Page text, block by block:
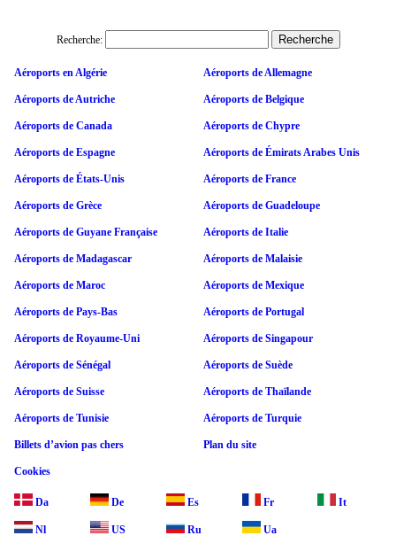
Recherche:
Aéroports en Algérie Aéroports de Allemagne
Aéroports de Autriche Aéroports de Belgique
Aéroports de Canada Aéroports de Chypre
Aéroports de Espagne Aéroports de Émirats Arabes Unis
Aéroports de États-Unis Aéroports de France
Aéroports de Grèce Aéroports de Guadeloupe
Aéroports de Guyane Française Aéroports de Italie
Aéroports de Madagascar Aéroports de Malaisie
Aéroports de Maroc Aéroports de Mexique
Aéroports de Pays-Bas Aéroports de Portugal
Aéroports de Royaume-Uni Aéroports de Singapour
Aéroports de Sénégal Aéroports de Suède
Aéroports de Suisse Aéroports de Thaïlande
Aéroports de Tunisie Aéroports de Turquie
Billets d’avion pas chers Plan du site
Cookies
Da De Es Fr It
Nl US Ru Ua